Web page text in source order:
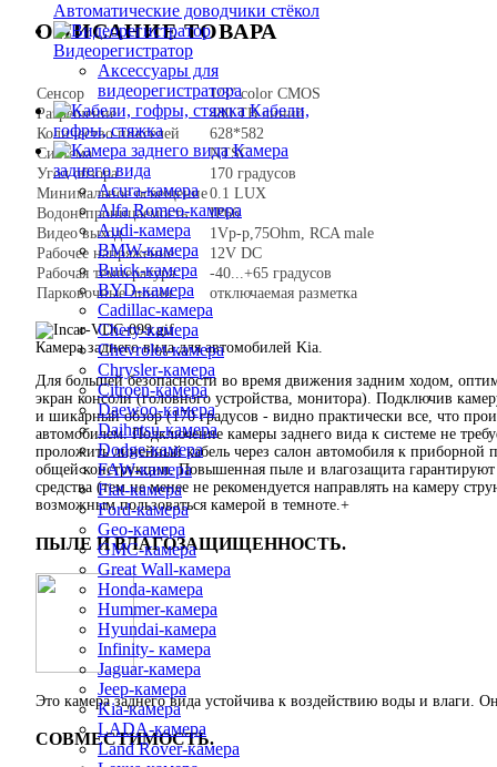
Автоматические доводчики стёкол
Видеорегистратор
Аксессуары для
видеорегистратора
Кабели,
гофры, стяжка
Камера
заднего вида
Acura-камера
Alfa Romeo-камера
Audi-камера
BMW-камера
Buick-камера
BYD-камера
Cadillac-камера
Chery-камера
Chevrolet-камера
Chrysler-камера
Citroen-камера
Daewoo-камера
Daihatsu-камера
Dodge-камера
FAW-камера
Fiat-камера
Ford-камера
Geo-камера
GMC-камера
Great Wall-камера
Honda-камера
Hummer-камера
Hyundai-камера
Infinity- камера
Jaguar-камера
Jeep-камера
Kia-камера
LADA-камера
Land Rover-камера
ОПИСАНИЕ ТОВАРА
Сенсор
1/3" color CMOS
Разрешение
480 ТВ линий
Количество пикселей
628*582
Система
NTSC
Угол обзора
170 градусов
Минимальное освещение0.1 LUX
Водонепроницаемость
IP66
Видео выход
1Vp-p,75Ohm, RCA male
Рабочее напряжение
12V DC
Рабочая температура
-40...+65 градусов
Парковочные линии
отключаемая разметка
Камера заднего вида для автомобилей Kia.
Для большей безопасности во время движения задним ходом,
экран консоли (головного устройства, монитора). Подключив
и шикарный обзор (170 градусов - видно практически все, что
автомобилем. Подключение камеры заднего вида к системе не
проложить линейный кабель через салон автомобиля к приборной
общей конструкции. Повышенная пыле и влагозащита гарантируют
средства (тем не менее не рекомендуется направлять на камеру
возможным пользоваться камерой в темноте.+
ПЫЛЕ И ВЛАГОЗАЩИЩЕННОСТЬ.
Это камера заднего вида устойчива к воздействию воды и влаги.
СОВМЕСТИМОСТЬ.